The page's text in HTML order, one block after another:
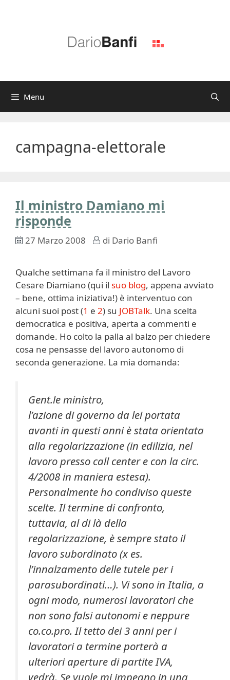
Menu
campagna-elettorale
Il ministro Damiano mi
risponde
27 Marzo 2008 di Dario Banfi
Qualche settimana fa il ministro del Lavoro
Cesare Diamiano (qui il suo blog, appena avviato
– bene, ottima iniziativa!) è interventuo con
alcuni suoi post (1 e 2) su JOBTalk. Una scelta
democratica e positiva, aperta a commenti e
domande. Ho colto la palla al balzo per chiedere
cosa ne pensasse del lavoro autonomo di
seconda generazione. La mia domanda:
Gent.le ministro,
l’azione di governo da lei portata
avanti in questi anni è stata orientata
alla regolarizzazione (in edilizia, nel
lavoro presso call center e con la circ.
4/2008 in maniera estesa).
Personalmente ho condiviso queste
scelte. Il termine di confronto,
tuttavia, al di là della
regolarizzazione, è sempre stato il
lavoro subordinato (x es.
l’innalzamento delle tutele per i
parasubordinati…). Vi sono in Italia, a
ogni modo, numerosi lavoratori che
non sono falsi autonomi e neppure
co.co.pro. Il tetto dei 3 anni per i
lavoratori a termine porterà a
ulteriori aperture di partite IVA,
vedrà. Se vuole mi impegno in una